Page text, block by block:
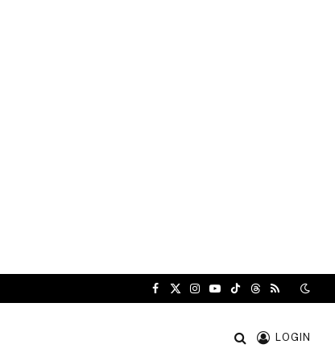
Facebook
X
Instagram
YouTube
TikTokThreads
RSS
LOGIN